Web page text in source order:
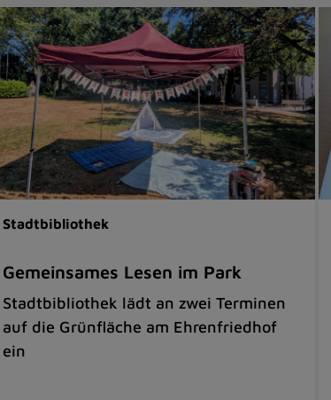
Stadtbibliothek
Gemeinsames Lesen im Park
Stadtbibliothek lädt an zwei Terminen
auf die Grünfläche am Ehrenfriedhof
ein